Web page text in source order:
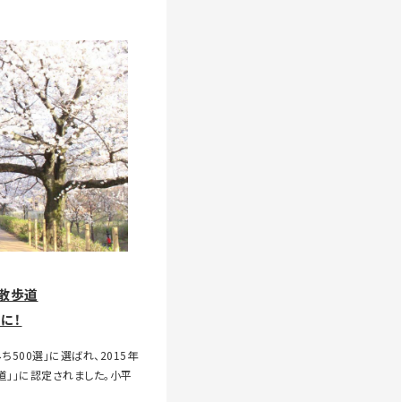
歩道
！
500選」に選ばれ、2015年
」に認定されました。小平